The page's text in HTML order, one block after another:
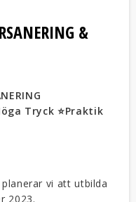
&
Tryck ⭐️Praktik
vi att utbilda
2023.